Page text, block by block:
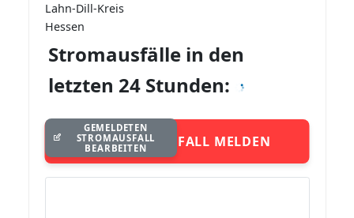
Lahn-Dill-Kreis
Hessen
Stromausfälle in den
letzten 24 Stunden:
STROMAUSFALL MELDEN
GEMELDETEN
STROMAUSFALL
BEARBEITEN